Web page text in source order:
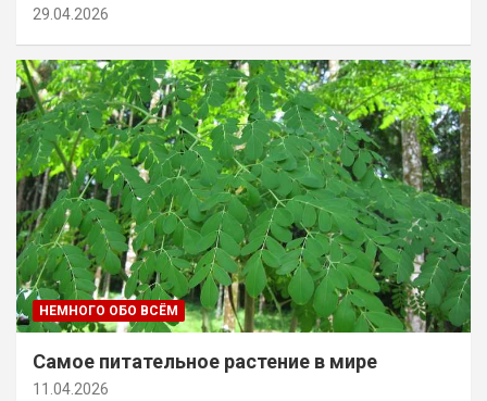
29.04.2026
НЕМНОГО ОБО ВСЁМ
Самое питательное растение в мире
11.04.2026